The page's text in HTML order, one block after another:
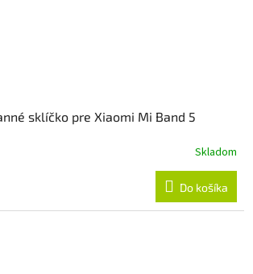
sklíčko pre Xiaomi Mi Band 5
Skladom
Do košíka